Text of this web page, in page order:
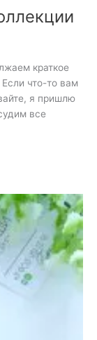
краткое
что-то вам
я пришлю
все